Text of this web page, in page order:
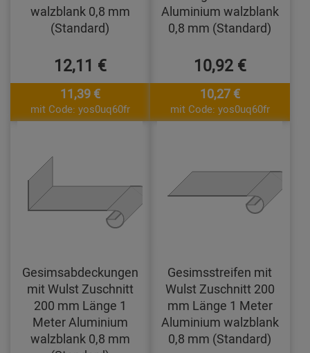
walzblank 0,8 mm
(Standard)
12,11 €
11,39 €
mit Code: yos0uq60fr
Aluminium walzblank
0,8 mm (Standard)
10,92 €
10,27 €
mit Code: yos0uq60fr
Gesimsabdeckungen
mit Wulst Zuschnitt
200 mm Länge 1
Meter Aluminium
walzblank 0,8 mm
Gesimsstreifen mit
Wulst Zuschnitt 200
mm Länge 1 Meter
Aluminium walzblank
0,8 mm (Standard)